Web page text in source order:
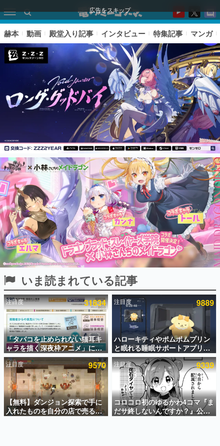
広告をスキップ
ピックアップ
電ファミのいま読まれている記事ランキング
アプリセール情報
インタビュー
連載・特集一覧
殿堂入り記事
SNS拡散数が数千以上！ ページビュー数万以上！ などな
ど。多くの人々に読まれた、電ファミ渾身の“殿堂入り”記
事をまとめました。
ゲームの企画書
名作ゲームクリエイターの方々に製作時のエピソードをお
聞きし、ヒットする企画（ゲーム）とは何か？を探ってい
きます。
赫本
この物語を解いてはいけない。『赫本』は、〈試験問題〉
の形をした短編ホラー小説集です。
新世代に訊く
これからのデジタルゲーム市場を担う若きクリエイター達
の姿を追い、彼らのルーツと情熱を探っていきます。
赫本 動画 殿堂入り記事 インタビュー 特集記事 マンガ
いま読まれている記事
注目度 31834
「タバコを止められない猫耳キ
ャラを描く深夜枠アニメ」に視
聴者の一部から批判意見。違法
薬物の使用と思わしき描写も含
めて、BPOが議論を交わす
注目度 9889
ハローキティやポムポムプリン
と眠れる睡眠サポートアプリ
『ゆめたび』が配信中。キャラ
ごとのASMRや目覚ましアラー
ムも搭載
注目度 9570
【無料】ダンジョン探索で手に
入れたものを自分の店で売るゲ
ーム『Moonlighter』がSteam
注目度 9339
コロコロ初のゆるかわ4コマ『ま
だサ終しないんですか？』公開
スタート。主人公は新入社員の